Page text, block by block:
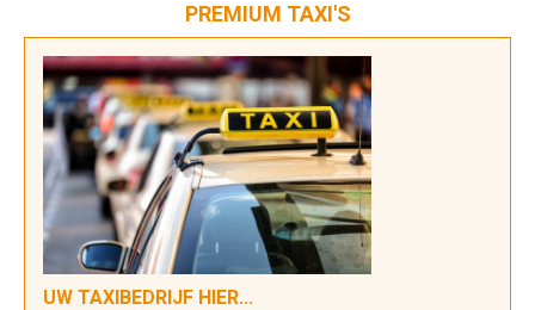
PREMIUM TAXI'S
UW TAXIBEDRIJF HIER...